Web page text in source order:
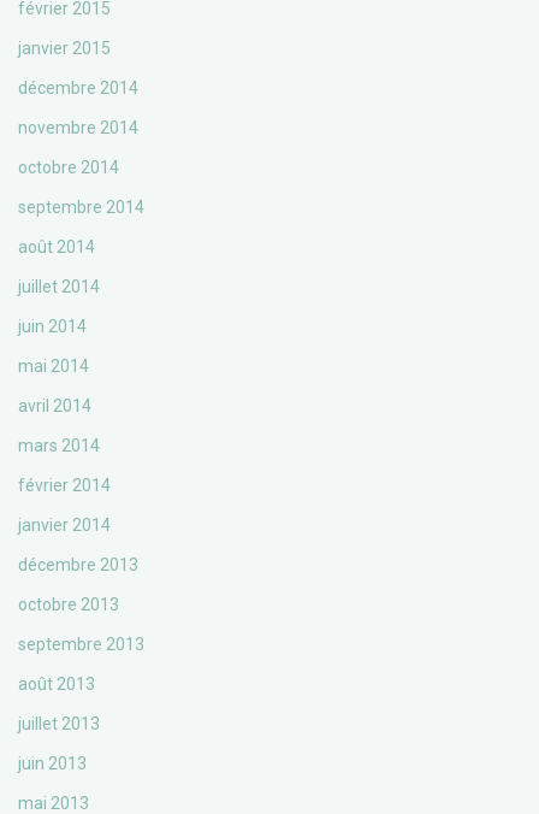
février 2015
janvier 2015
décembre 2014
novembre 2014
octobre 2014
septembre 2014
août 2014
juillet 2014
juin 2014
mai 2014
avril 2014
mars 2014
février 2014
janvier 2014
décembre 2013
octobre 2013
septembre 2013
août 2013
juillet 2013
juin 2013
mai 2013